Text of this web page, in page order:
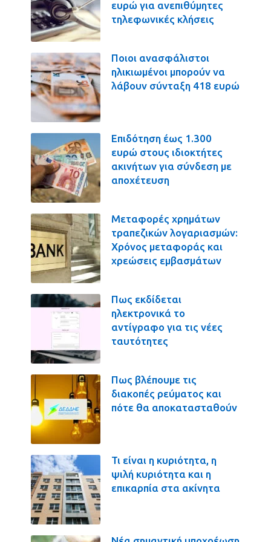
ευρώ για ανεπιθύμητες
τηλεφωνικές κλήσεις
Ποιοι ανασφάλιστοι
ηλικιωμένοι μπορούν να
λάβουν σύνταξη 418 ευρώ
Επιδότηση έως 1.300
ευρώ στους ιδιοκτήτες
ακινήτων για σύνδεση με
αποχέτευση
Μεταφορές χρημάτων
τραπεζικών λογαριασμών:
Χρόνος μεταφοράς και
χρεώσεις εμβασμάτων
Πως εκδίδεται
ηλεκτρονικά το
αντίγραφο για τις νέες
ταυτότητες
Πως βλέπουμε τις
διακοπές ρεύματος και
πότε θα αποκατασταθούν
Τι είναι η κυριότητα, η
ψιλή κυριότητα και η
επικαρπία στα ακίνητα